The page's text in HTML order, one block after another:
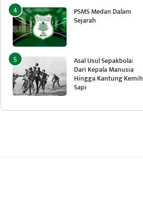
PSMS Medan Dalam
Sejarah
Asal Usul Sepakbola:
Dari Kepala Manusia
Hingga Kantung Kemih
Sapi